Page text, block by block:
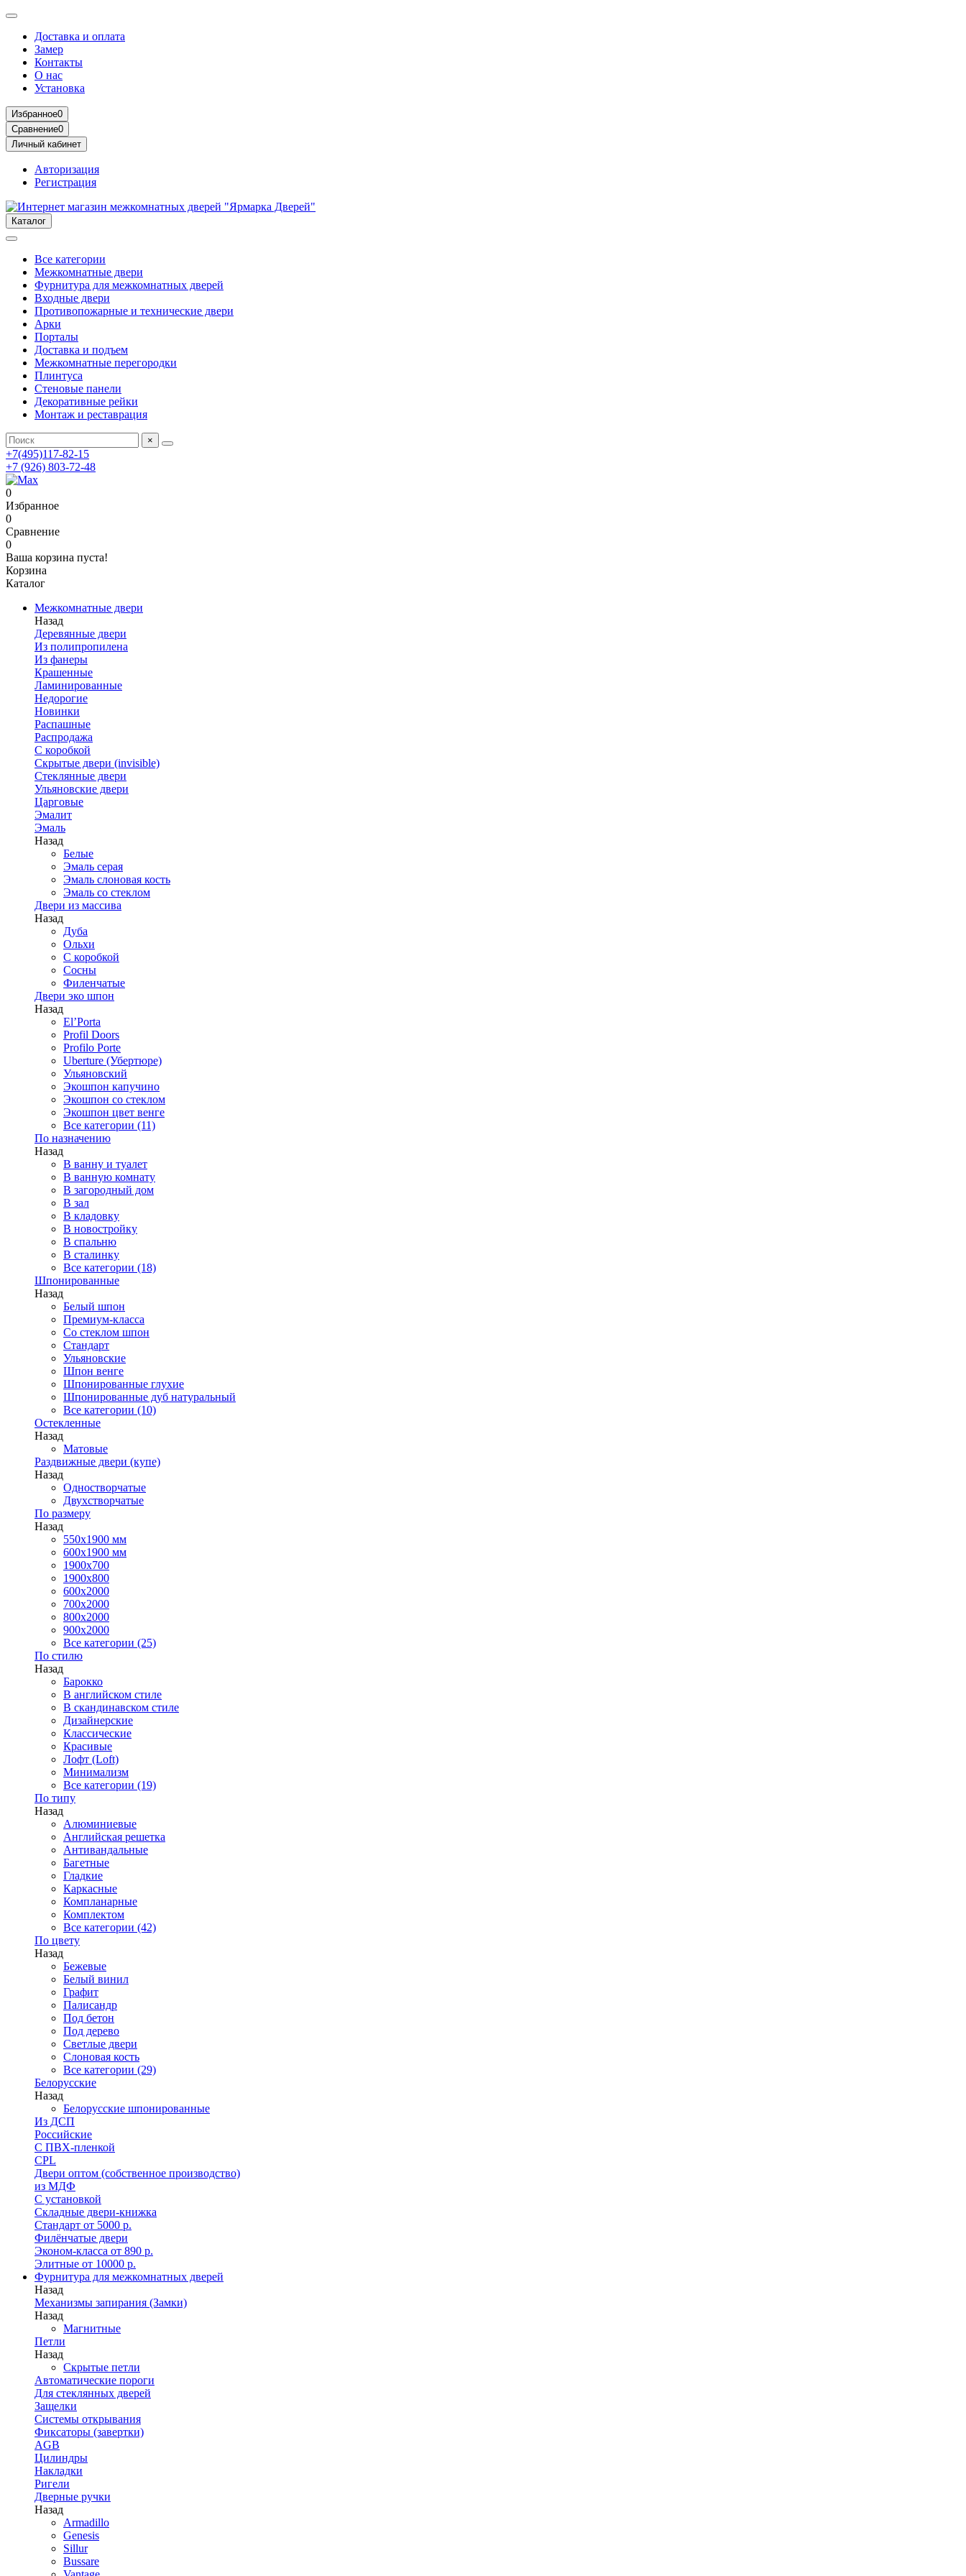
Доставка и оплата
Замер
Контакты
О нас
Установка
Избранное0
Сравнение0
Личный кабинет
Авторизация
Регистрация
Каталог
Все категории
Межкомнатные двери
Фурнитура для межкомнатных дверей
Входные двери
Противопожарные и технические двери
Арки
Порталы
Доставка и подъем
Межкомнатные перегородки
Плинтуса
Стеновые панели
Декоративные рейки
Монтаж и реставрация
×
+7(495)117-82-15
+7 (926) 803-72-48
0
Избранное
0
Сравнение
0
Ваша корзина пуста!
Корзина
Каталог
Межкомнатные двери
Назад
Деревянные двери
Из полипропилена
Из фанеры
Крашенные
Ламинированные
Недорогие
Новинки
Распашные
Распродажа
С коробкой
Скрытые двери (invisible)
Стеклянные двери
Ульяновские двери
Царговые
Эмалит
Эмаль
Назад
Белые
Эмаль серая
Эмаль слоновая кость
Эмаль со стеклом
Двери из массива
Назад
Дуба
Ольхи
С коробкой
Сосны
Филенчатые
Двери эко шпон
Назад
El’Porta
Profil Doors
Profilo Porte
Uberture (Убертюре)
Ульяновский
Экошпон капучино
Экошпон со стеклом
Экошпон цвет венге
Все категории (11)
По назначению
Назад
В ванну и туалет
В ванную комнату
В загородный дом
В зал
В кладовку
В новостройку
В спальню
В сталинку
Все категории (18)
Шпонированные
Назад
Белый шпон
Премиум-класса
Со стеклом шпон
Стандарт
Ульяновские
Шпон венге
Шпонированные глухие
Шпонированные дуб натуральный
Все категории (10)
Остекленные
Назад
Матовые
Раздвижные двери (купе)
Назад
Одностворчатые
Двухстворчатые
По размеру
Назад
550x1900 мм
600x1900 мм
1900х700
1900х800
600x2000
700x2000
800x2000
900x2000
Все категории (25)
По стилю
Назад
Барокко
В английском стиле
В скандинавском стиле
Дизайнерские
Классические
Красивые
Лофт (Loft)
Минимализм
Все категории (19)
По типу
Назад
Алюминиевые
Английская решетка
Антивандальные
Багетные
Гладкие
Каркасные
Компланарные
Комплектом
Все категории (42)
По цвету
Назад
Бежевые
Белый винил
Графит
Палисандр
Под бетон
Под дерево
Светлые двери
Слоновая кость
Все категории (29)
Белорусские
Назад
Белорусские шпонированные
Из ДСП
Российские
C ПВХ-пленкой
CPL
Двери оптом (собственное производство)
из МДФ
С установкой
Складные двери-книжка
Стандарт от 5000 р.
Филёнчатые двери
Эконом-класса от 890 р.
Элитные от 10000 р.
Фурнитура для межкомнатных дверей
Назад
Механизмы запирания (Замки)
Назад
Магнитные
Петли
Назад
Скрытые петли
Автоматические пороги
Для стеклянных дверей
Защелки
Системы открывания
Фиксаторы (завертки)
AGB
Цилиндры
Накладки
Ригели
Дверные ручки
Назад
Armadillo
Genesis
Sillur
Bussare